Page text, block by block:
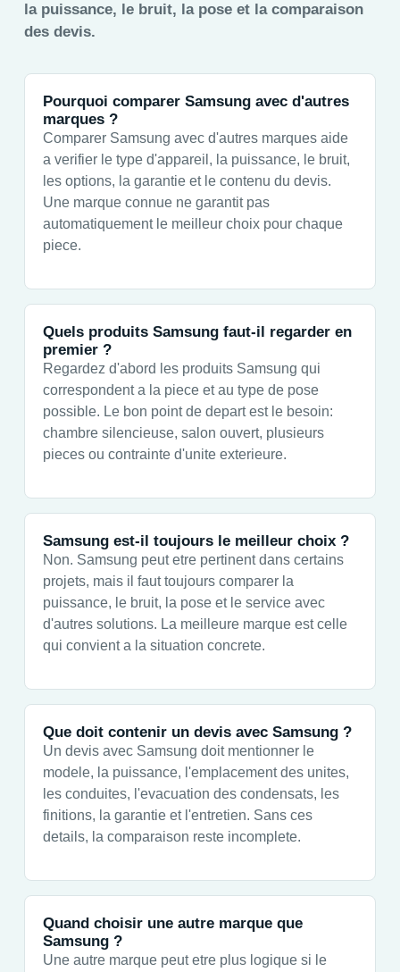
la puissance, le bruit, la pose et la comparaison
des devis.
Pourquoi comparer Samsung avec d'autres
marques ?
Comparer Samsung avec d'autres marques aide
a verifier le type d'appareil, la puissance, le bruit,
les options, la garantie et le contenu du devis.
Une marque connue ne garantit pas
automatiquement le meilleur choix pour chaque
piece.
Quels produits Samsung faut-il regarder en
premier ?
Regardez d'abord les produits Samsung qui
correspondent a la piece et au type de pose
possible. Le bon point de depart est le besoin:
chambre silencieuse, salon ouvert, plusieurs
pieces ou contrainte d'unite exterieure.
Samsung est-il toujours le meilleur choix ?
Non. Samsung peut etre pertinent dans certains
projets, mais il faut toujours comparer la
puissance, le bruit, la pose et le service avec
d'autres solutions. La meilleure marque est celle
qui convient a la situation concrete.
Que doit contenir un devis avec Samsung ?
Un devis avec Samsung doit mentionner le
modele, la puissance, l'emplacement des unites,
les conduites, l'evacuation des condensats, les
finitions, la garantie et l'entretien. Sans ces
details, la comparaison reste incomplete.
Quand choisir une autre marque que
Samsung ?
Une autre marque peut etre plus logique si le